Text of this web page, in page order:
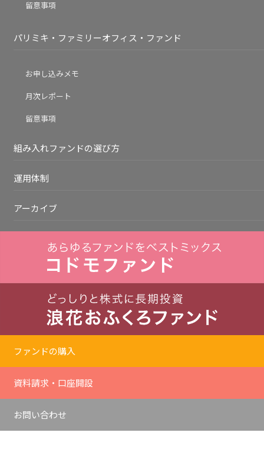
留意事項
パリミキ・ファミリーオフィス・ファンド
お申し込みメモ
月次レポート
留意事項
組み入れファンドの選び方
運用体制
アーカイブ
ファンドの購入
資料請求・口座開設
お問い合わせ